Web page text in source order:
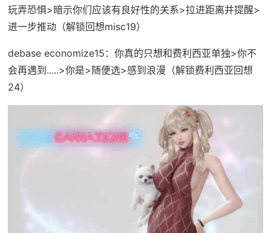
玩弄恐惧>暗示你们应该有良好性的关系>拉进距离并提醒>
进一步推动（解锁回想misc19）
debase economize15 ：你真的只想和费利西亚单独>你不
会再遇到.....>你是>随便选>感到浪漫（解锁费利西亚回想
24）